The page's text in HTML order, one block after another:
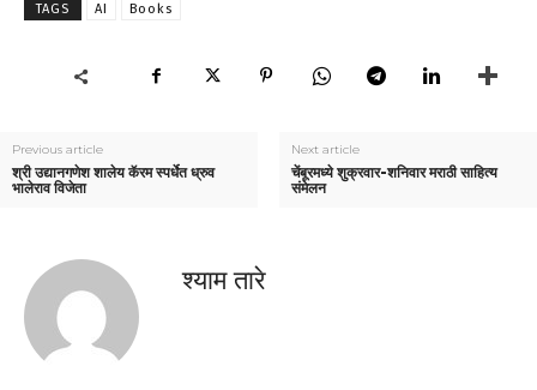
TAGS AI Books
Previous article
श्री उद्यानगणेश शालेय कॅरम स्पर्धेत ध्रुव
भालेराव विजेता
Next article
चेंबूरमध्ये शुक्रवार-शनिवार मराठी साहित्य
संमेलन
श्याम तारे